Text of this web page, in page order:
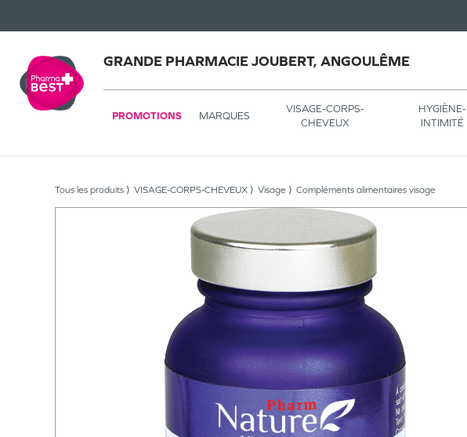
GRANDE PHARMACIE JOUBERT, ANGOULÊME
PROMOTIONS MARQUES
VISAGE-CORPS-
CHEVEUX
HYGIÈNE-
INTIMITÉ
Tous les produits VISAGE-CORPS-CHEVEUX Visage Compléments alimentaires visage